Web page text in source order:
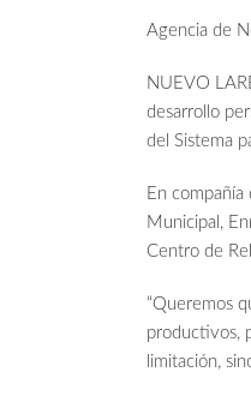
Agencia de
NUEVO
desarrollo
del Sistema
En
Municipal,
Centro de
“Queremos
productivos,
limitación,